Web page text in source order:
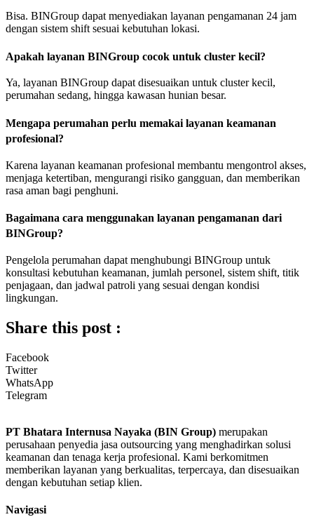
Bisa. BINGroup dapat menyediakan layanan pengamanan 24 jam
dengan sistem shift sesuai kebutuhan lokasi.
Apakah layanan BINGroup cocok untuk cluster kecil?
Ya, layanan BINGroup dapat disesuaikan untuk cluster kecil,
perumahan sedang, hingga kawasan hunian besar.
Mengapa perumahan perlu memakai layanan keamanan
profesional?
Karena layanan keamanan profesional membantu mengontrol akses,
menjaga ketertiban, mengurangi risiko gangguan, dan memberikan
rasa aman bagi penghuni.
Bagaimana cara menggunakan layanan pengamanan dari
BINGroup?
Pengelola perumahan dapat menghubungi BINGroup untuk
konsultasi kebutuhan keamanan, jumlah personel, sistem shift, titik
penjagaan, dan jadwal patroli yang sesuai dengan kondisi
lingkungan.
Share this post :
Facebook
Twitter
WhatsApp
Telegram
PT Bhatara Internusa Nayaka (BIN Group) merupakan
perusahaan penyedia jasa outsourcing yang menghadirkan solusi
keamanan dan tenaga kerja profesional. Kami berkomitmen
memberikan layanan yang berkualitas, terpercaya, dan disesuaikan
dengan kebutuhan setiap klien.
Navigasi